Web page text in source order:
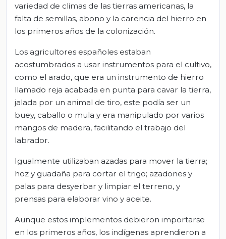
variedad de climas de las tierras americanas, la
falta de semillas, abono y la carencia del hierro en
los primeros años de la colonización.
Los agricultores españoles estaban
acostumbrados a usar instrumentos para el cultivo,
como el arado, que era un instrumento de hierro
llamado reja acabada en punta para cavar la tierra,
jalada por un animal de tiro, este podía ser un
buey, caballo o mula y era manipulado por varios
mangos de madera, facilitando el trabajo del
labrador.
Igualmente utilizaban azadas para mover la tierra;
hoz y guadaña para cortar el trigo; azadones y
palas para desyerbar y limpiar el terreno, y
prensas para elaborar vino y aceite.
Aunque estos implementos debieron importarse
en los primeros años, los indígenas aprendieron a